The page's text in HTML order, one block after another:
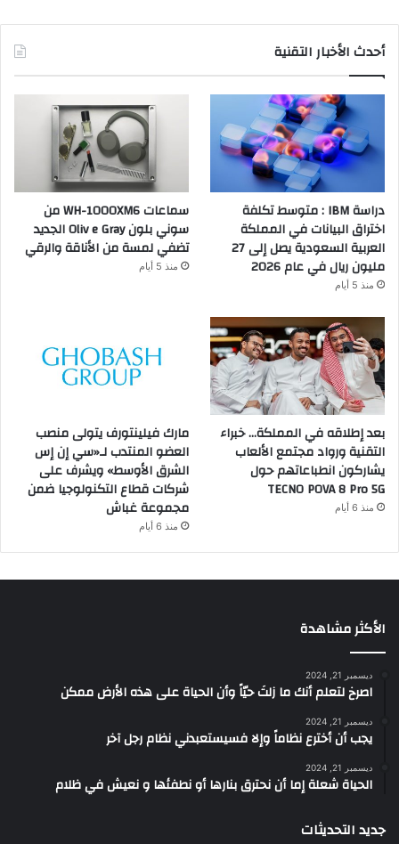
أحدث الأخبار التقنية
دراسة IBM : متوسط تكلفة
اختراق البيانات في المملكة
العربية السعودية يصل إلى 27
مليون ريال في عام 2026
منذ 5 أيام
سماعات WH-1000XM6 من
سوني بلون Oliv e Gray الجديد
تضفي لمسة من الأناقة والرقي
منذ 5 أيام
بعد إطلاقه في المملكة… خبراء
التقنية ورواد مجتمع الألعاب
يشاركون انطباعاتهم حول
TECNO POVA 8 Pro 5G
منذ 6 أيام
مارك فيلينتورف يتولى منصب
العضو المنتدب لـ«سي إن إس
الشرق الأوسط» ويشرف على
شركات قطاع التكنولوجيا ضمن
مجموعة غباش
منذ 6 أيام
الأكثر مشاهدة
ديسمبر 21, 2024
‫اصرخ لتعلم أنك ما زلتَ حيّاً وأن الحياة على هذه الأرض ممكن
ديسمبر 21, 2024
يجب أن أخترع نظاماً وإلا فسيستعبدني نظام رجل آخر
ديسمبر 21, 2024
الحياة شعلة إما أن نحترق بنارها أو نطفئها و نعيش في ظلام
جديد التحديثات